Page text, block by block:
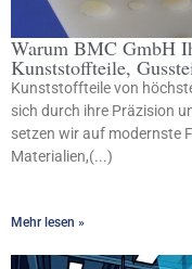
Warum BMC GmbH
Kunststoffteile,
Kunststoffteile von
sich durch ihre Präzision
setzen wir auf modernste
Materialien,(...)
Mehr lesen »